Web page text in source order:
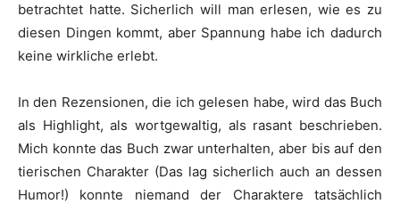
betrachtet hatte. Sicherlich will man erlesen, wie es zu
diesen Dingen kommt, aber Spannung habe ich dadurch
keine wirkliche erlebt.
In den Rezensionen, die ich gelesen habe, wird das Buch
als Highlight, als wortgewaltig, als rasant beschrieben.
Mich konnte das Buch zwar unterhalten, aber bis auf den
tierischen Charakter (Das lag sicherlich auch an dessen
Humor!) konnte niemand der Charaktere tatsächlich